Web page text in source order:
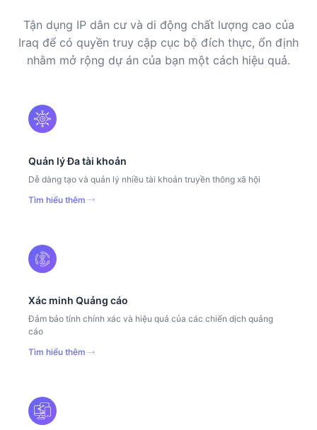
Tận dụng IP dân cư và di động chất lượng cao của
Iraq để có quyền truy cập cục bộ đích thực, ổn định
nhằm mở rộng dự án của bạn một cách hiệu quả.
Quản lý Đa tài khoản
Dễ dàng tạo và quản lý nhiều tài khoản truyền thông xã hội
Tìm hiểu thêm
Xác minh Quảng cáo
Đảm bảo tính chính xác và hiệu quả của các chiến dịch quảng
cáo
Tìm hiểu thêm